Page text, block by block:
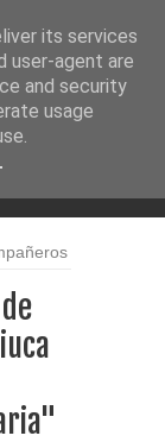
its services
user-agent are
and security
usage